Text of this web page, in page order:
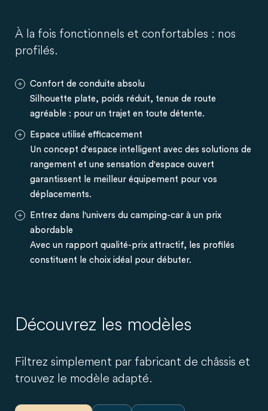
À la fois fonctionnels et confortables : nos
profilés.
Confort de conduite absolu
Silhouette plate, poids réduit, tenue de route
agréable : pour un trajet en toute détente.
Espace utilisé efficacement
Un concept d'espace intelligent avec des solutions de
rangement et une sensation d'espace ouvert
garantissent le meilleur équipement pour vos
déplacements.
Entrez dans l'univers du camping-car à un prix
abordable
Avec un rapport qualité-prix attractif, les profilés
constituent le choix idéal pour débuter.
Découvrez les modèles
Filtrez simplement par fabricant de châssis et
trouvez le modèle adapté.